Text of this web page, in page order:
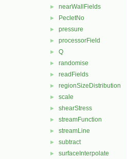
► nearWallFields
► PecletNo
► pressure
► processorField
► Q
► randomise
► readFields
► regionSizeDistribution
► scale
► shearStress
► streamFunction
► streamLine
► subtract
► surfaceInterpolate